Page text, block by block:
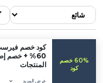
كود خصم فيرست كراي:
المنتجات